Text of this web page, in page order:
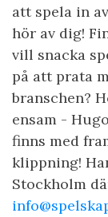
att spela in
hör av dig!
vill snacka
på att prata
branschen?
ensam -
finns med
klippning!
Stockholm